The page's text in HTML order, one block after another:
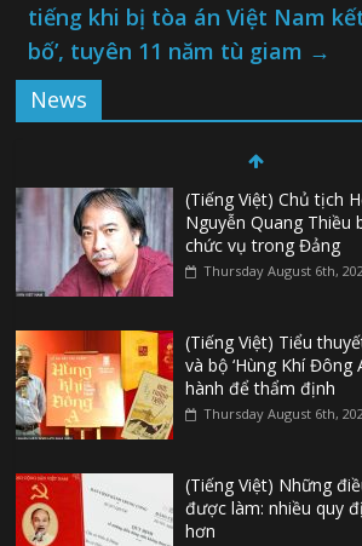
tiếng khi bị tòa án Việt Nam
bố’, tuyên 11 năm tù giam →
News
(Tiếng Việt) Chủ tịch
Nguyễn Quang Thiều
chức vụ trong Đảng
Thursday August 6th,
(Tiếng Việt) Tiểu
và bộ ‘Hùng Khí Đông
hành để thẩm định
Thursday August 6th,
(Tiếng Việt) Những
được làm: nhiều quy
hơn